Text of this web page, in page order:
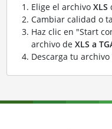
Elige el archivo XLS
Cambiar calidad o
Haz clic en "Start
archivo de XLS a
Descarga tu archivo